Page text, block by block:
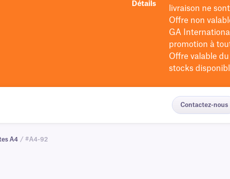
Détails
livraison ne
Offre non
GA
promotion à
Offre valable
stocks
Contactez-nous
A4 / #A4-92